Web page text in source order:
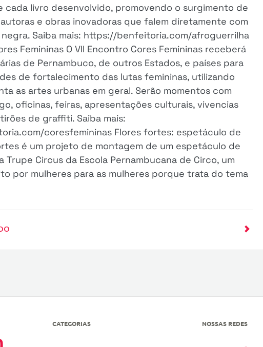
cada livro desenvolvido, promovendo o surgimento de
e obras inovadoras que falem diretamente com
Saiba mais: https://benfeitoria.com/afroguerrilha
Femininas O VII Encontro Cores Femininas receberá
de Pernambuco, de outros Estados, e países para
de fortalecimento das lutas femininas, utilizando
as artes urbanas em geral. Serão momentos com
oficinas, feiras, apresentações culturais, vivencias
de graffiti. Saiba mais:
coresfemininas Flores fortes: espetáculo de
é um projeto de montagem de um espetáculo de
Circus da Escola Pernambucana de Circo, um
por mulheres para as mulheres porque trata do tema
CATEGORIAS NOSSAS REDES